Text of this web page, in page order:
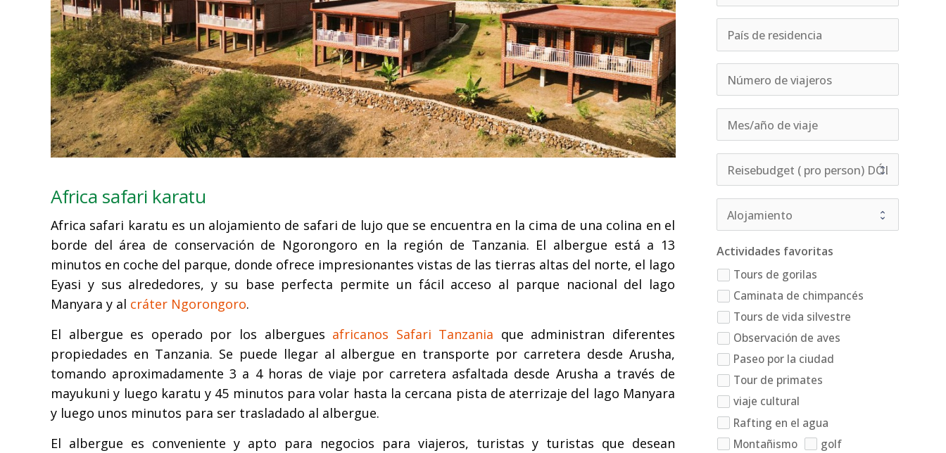
Africa safari karatu
Africa safari karatu es un alojamiento de safari de lujo que se encuentra en la cima de una colina en el
borde del área de conservación de Ngorongoro en la región de Tanzania. El albergue está a 13
minutos en coche del parque, donde ofrece impresionantes vistas de las tierras altas del norte, el lago
Eyasi y sus alrededores, y su base perfecta permite un fácil acceso al parque nacional del lago
Manyara y al cráter Ngorongoro.
El albergue es operado por los albergues africanos Safari Tanzania que administran diferentes
propiedades en Tanzania. Se puede llegar al albergue en transporte por carretera desde Arusha,
tomando aproximadamente 3 a 4 horas de viaje por carretera asfaltada desde Arusha a través de
mayukuni y luego karatu y 45 minutos para volar hasta la cercana pista de aterrizaje del lago Manyara
y luego unos minutos para ser trasladado al albergue.
El albergue es conveniente y apto para negocios para viajeros, turistas y turistas que desean
Actividades favoritas
Tours de gorilas
Caminata de chimpancés
Tours de vida silvestre
Observación de aves
Paseo por la ciudad
Tour de primates
viaje cultural
Rafting en el agua
Montañismo
golf